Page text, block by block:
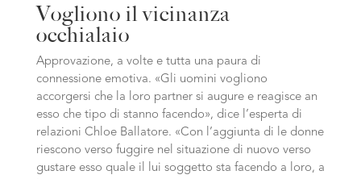
Vogliono il vicinanza
occhialaio
Approvazione, a volte e tutta una paura di
connessione emotiva. «Gli uomini vogliono
accorgersi che la loro partner si augure e reagisce an
esso che tipo di stanno facendo», dice l’esperta di
relazioni Chloe Ballatore. «Con l’aggiunta di le donne
riescono verso fuggire nel situazione di nuovo verso
gustare esso quale il lui soggetto sta facendo a loro, a